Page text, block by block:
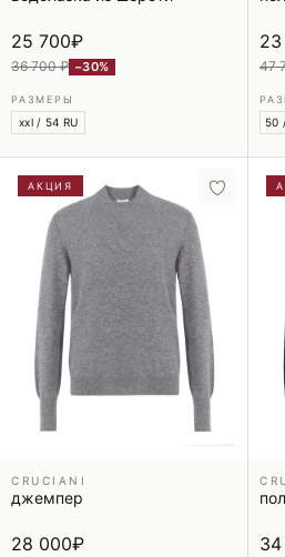
25 700₽
36 700 ₽ −30%
РАЗМЕРЫ
xxl / 54 RU
47
50
АКЦИЯ
CRUCIANI
джемпер
28 000₽